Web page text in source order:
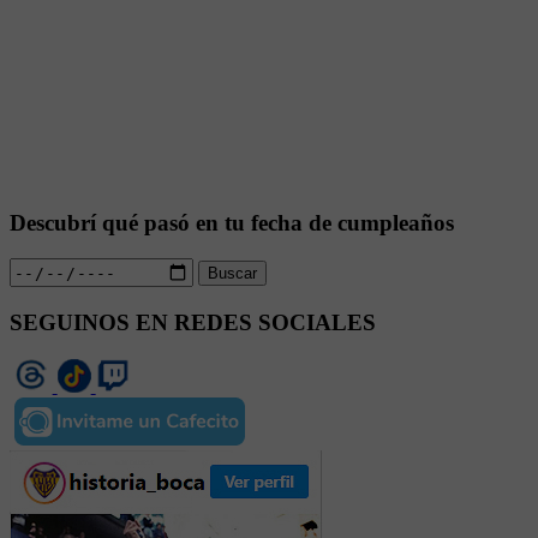
Descubrí qué pasó en tu fecha de cumpleaños
Buscar
SEGUINOS EN REDES SOCIALES